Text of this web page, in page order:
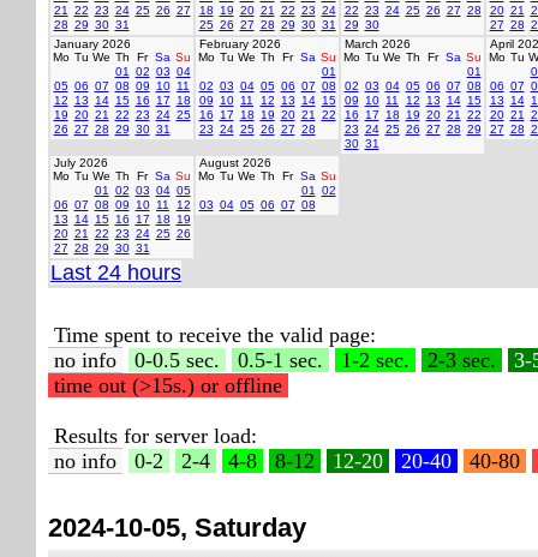
21
22 23 24 25 26 27
28 29 30 31
18
19 20 21 22 23 24
25 26 27 28 29 30 31
22 23 24 25 26 27 28
29 30
20 21
27 28
January 2026
Mo Tu We Th Fr Sa Su
01
02 03 04
05 06 07 08 09 10 11
12
13 14 15 16 17
18
19 20 21 22 23 24 25
26 27 28 29 30 31
February 2026
Mo Tu We Th Fr Sa Su
01
02 03 04 05 06 07 08
09
10 11 12 13 14 15
16
17 18 19 20 21
22
23 24 25 26 27 28
March 2026
Mo Tu We Th Fr Sa Su
01
02 03 04 05 06 07 08
09
10 11 12 13 14 15
16
17 18 19 20 21
22
23 24 25 26 27 28 29
30 31
April
Mo Tu
06 07
13
14
20 21
27 28
July 2026
Mo Tu We Th Fr Sa Su
01
02 03 04 05
06 07 08 09 10 11
12
13
14 15 16 17 18
19
20 21 22 23 24 25 26
27 28 29 30 31
August 2026
Mo Tu We Th Fr Sa Su
01
02
03 04 05 06 07 08
Last 24 hours
Time spent to receive the valid page:
no info
0-0.5 sec. 0.5-1 sec. 1-2 sec. 2-3 sec.
3-
time out (>15s.) or offline
Results for server load:
no info
0-2 2-4 4-8 8-12 12-20 20-40 40-80
2024-10-05, Saturday